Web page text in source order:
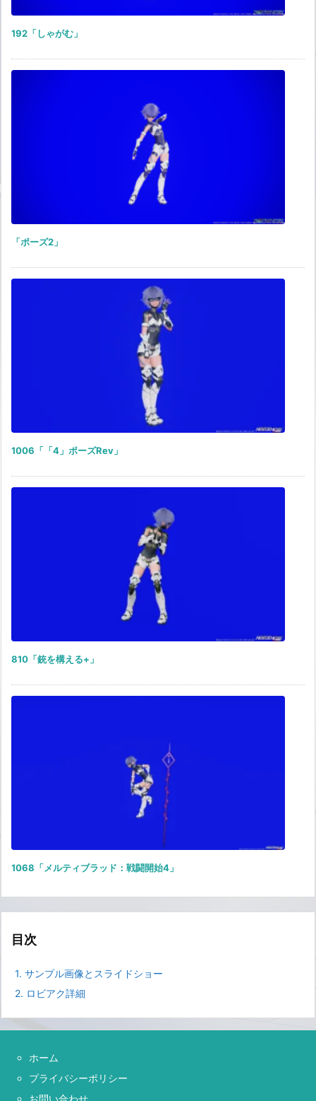
192「しゃがむ」
「ポーズ2」
1006「「4」ポーズRev」
810「銃を構える+」
1068「メルティブラッド：戦闘開始4」
目次
1. サンプル画像とスライドショー
2. ロビアク詳細
ホーム
プライバシーポリシー
お問い合わせ